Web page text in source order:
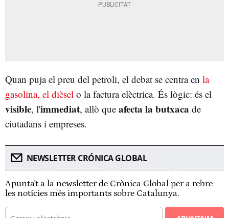
Quan puja el preu del petroli, el debat se centra en la
gasolina, el dièsel o la factura elèctrica. És lògic: és el
visible, l'immediat, allò que afecta la butxaca de
ciutadans i empreses.
NEWSLETTER CRÓNICA GLOBAL
Apunta't a la newsletter de Crònica Global per a rebre
les notícies més importants sobre Catalunya.